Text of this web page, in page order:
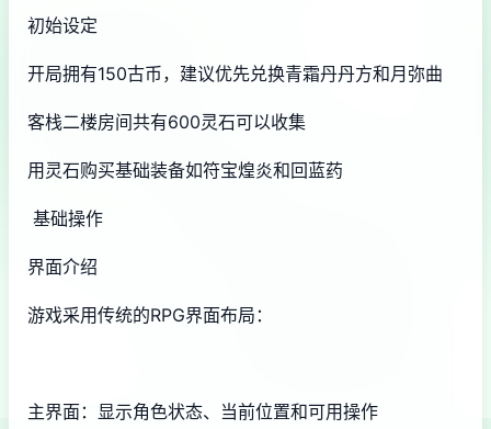
初始设定
开局拥有150古币，建议优先兑换青霜丹丹方和月弥曲
客栈二楼房间共有600灵石可以收集
用灵石购买基础装备如符宝煌炎和回蓝药
基础操作
界面介绍
游戏采用传统的RPG界面布局：
主界面：显示角色状态、当前位置和可用操作